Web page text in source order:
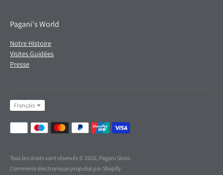
Pagani's World
Notre Histoire
Visites Guidées
Presse
Langue
Français
Modes
de
Tous les droits sont réservés © 2026, Pagani Store
Commerce électronique propulsé par Shopify